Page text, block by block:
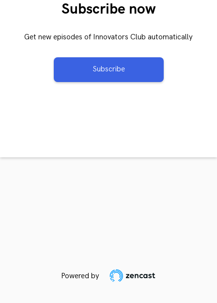
Subscribe now
Get new episodes of Innovators Club automatically
Subscribe
Powered by